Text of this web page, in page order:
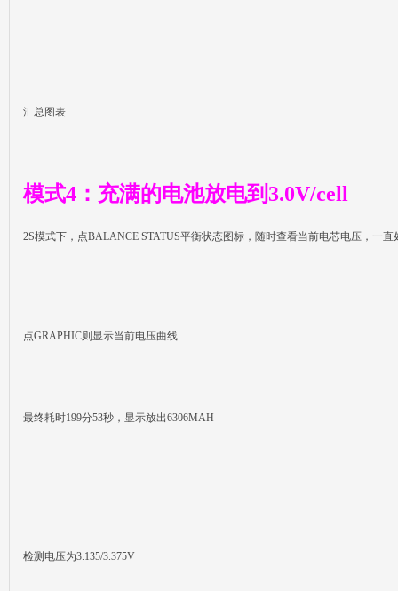
汇总图表
模式4：充满的电池放电到3.0V/cell
2S模式下，点BALANCE STATUS平衡状态图标，随时查看当前电芯电压，一直
点GRAPHIC则显示当前电压曲线
最终耗时199分53秒，显示放出6306MAH
检测电压为3.135/3.375V